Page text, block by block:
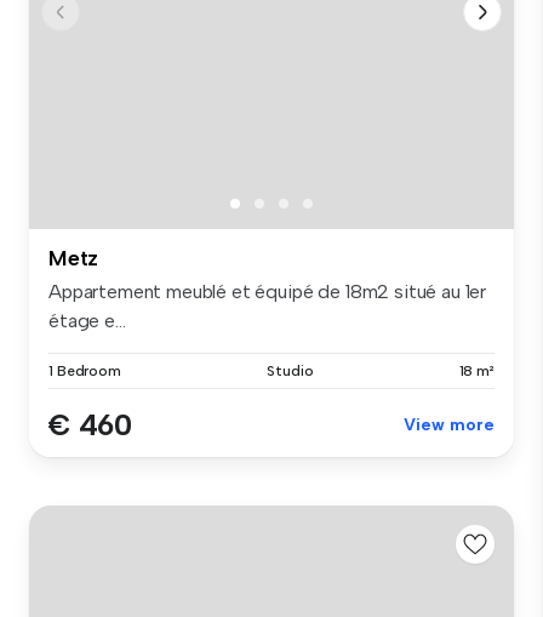
Metz
Appartement meublé et équipé de 18m2 situé au 1er
étage e...
1 Bedroom Studio 18 m²
€ 460 View more